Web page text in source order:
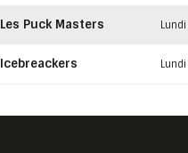
Les Puck Masters
Icebreackers